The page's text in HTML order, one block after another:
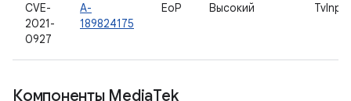
CVE-
2021-
0927
A-
189824175
EoP Высокий
Компоненты MediaTek